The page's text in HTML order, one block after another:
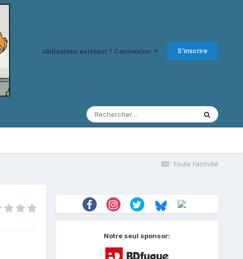
Utilisateur existant ? Connexion S’inscrire
Toute l’activité
Notre seul sponsor: